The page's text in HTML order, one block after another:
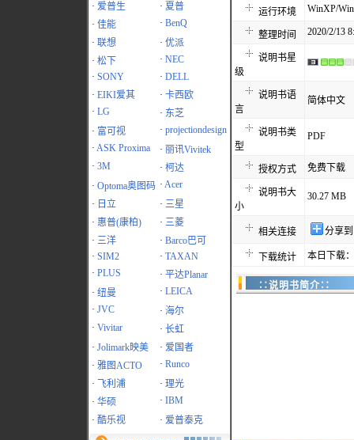
· 爱普生 · 夏普
· 佳能 · BenQ
· 联想 · 优派
· 松下 · NEC
· SONY · DELL
· EIKI爱其 · 卡西欧
· LG · 东芝
· 富可视 · projectiondesign
· ASK Proxima · 丽讯Vivitek
· 3M · 柯达
· Optoma奥图码 · Acer
· 日立 · 三星
· 惠普(康柏) · 三菱
· 三洋 · Barco巴可
· SIM2 · TAXAN
· PLUS · 平达Planar
· 纽曼 · LEICA
· JVC · 海尔
· Vivitar · 长虹
· Jolimark映美 · 爱国者
· 雅图ACTO · Runco
·
飞利浦 · 理光
· 华硕 · IBM
· 酷乐视 · 爱普泰克
运行环境 WinXP/
整理时间 2020/2/13
说明书星
级
说明书语
言
简体中文
说明书类
型
PDF
授权方式 免费下载
说明书大
小
30.27 MB
相关连接 分享
下载统计 本日下载
∷说明书简介∷